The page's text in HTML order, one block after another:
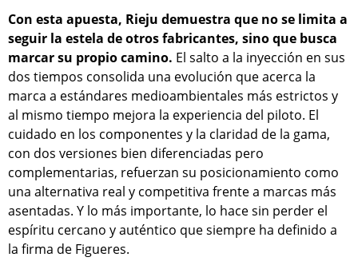
Con esta apuesta, Rieju demuestra que no se limita a
seguir la estela de otros fabricantes, sino que busca
marcar su propio camino. El salto a la inyección en sus
dos tiempos consolida una evolución que acerca la
marca a estándares medioambientales más estrictos y
al mismo tiempo mejora la experiencia del piloto. El
cuidado en los componentes y la claridad de la gama,
con dos versiones bien diferenciadas pero
complementarias, refuerzan su posicionamiento como
una alternativa real y competitiva frente a marcas más
asentadas. Y lo más importante, lo hace sin perder el
espíritu cercano y auténtico que siempre ha definido a
la firma de Figueres.